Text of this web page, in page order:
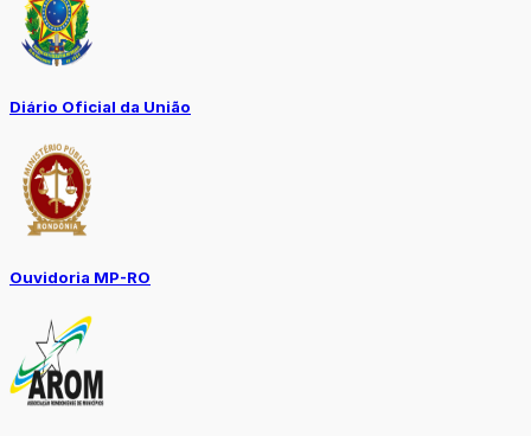
Diário Oficial da União
Ouvidoria MP-RO